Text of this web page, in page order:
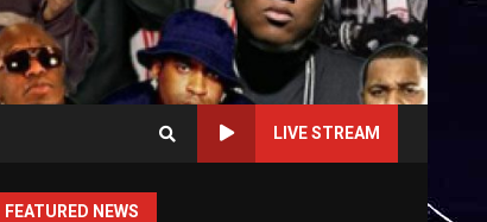
LIVE STREAM
FEATURED NEWS